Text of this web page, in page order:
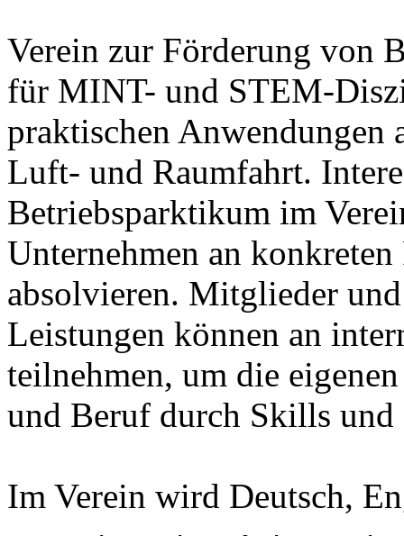
Verein zur Förderung von
für MINT- und STEM-
praktischen Anwendungen
Luft- und Raumfahrt.
Betriebsparktikum im
Unternehmen an
absolvieren. Mitglieder
Leistungen können an
teilnehmen, um die
und Beruf durch Skills und
Im Verein wird Deutsch,